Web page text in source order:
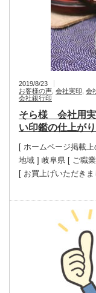
2019/8/23
お客様の声 会社実印 会
会社銀行印
そら様 会社用
い印鑑の仕上が
[ ホームページ掲載
地域 ] 岐阜県 [ ご職
[ お買上げいただき